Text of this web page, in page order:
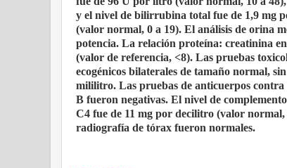
y el nivel de bilirrubina total fue de 1,9 mg
(valor normal, 0 a 19). El análisis de orina
potencia. La relación proteína: creatinina
(valor de referencia, <8). Las pruebas
ecogénicos bilaterales de tamaño normal,
mililitro. Las pruebas de anticuerpos
B fueron negativas. El nivel de
C4 fue de 11 mg por decilitro (valor
radiografía de tórax fueron normales.